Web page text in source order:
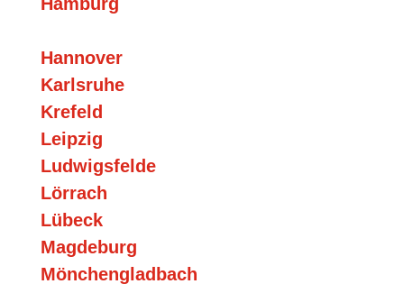
Hannover
Karlsruhe
Krefeld
Leipzig
Ludwigsfelde
Lörrach
Lübeck
Magdeburg
Mönchengladbach